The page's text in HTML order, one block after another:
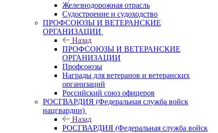
Железнодорожная отрасль
Судостроение и судоходство
ПРОФСОЮЗЫ И ВЕТЕРАНСКИЕ
ОРГАНИЗАЦИИ
Назад
ПРОФСОЮЗЫ И ВЕТЕРАНСКИЕ
ОРГАНИЗАЦИИ
Профсоюзы
Награды для ветеранов и ветеранских
организаций
Российский союз офицеров
РОСГВАРДИЯ (Федеральная служба войск
нацгвардии)
Назад
РОСГВАРДИЯ (Федеральная служба войск